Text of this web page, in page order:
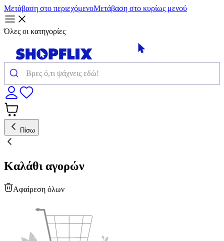
Μετάβαση στο περιεχόμενοΜετάβαση στο κυρίως μενού
Όλες οι κατηγορίες
Πίσω
Καλάθι αγορών
Αφαίρεση όλων